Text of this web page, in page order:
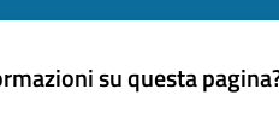
su questa